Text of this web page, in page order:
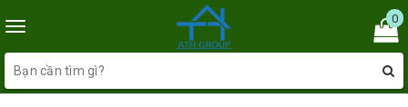
Toggle
navigation
0